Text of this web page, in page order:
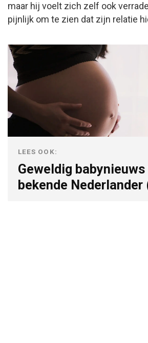
maar hij voelt zich zelf ook
pijnlijk om te zien dat zijn relatie
LEES OOK:
Geweldig
bekende Nederlander